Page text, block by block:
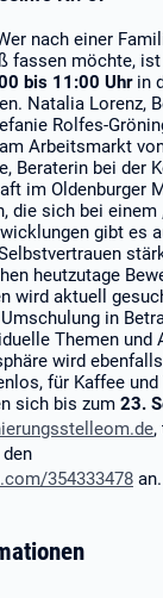
nach einer
fassen möchte,
bis 11:00 Uhr in
Natalia Lorenz,
Rolfes-
Arbeitsmarkt
Beraterin bei der
im Oldenburger
die sich bei einem
gibt es
heutzutage
wird aktuell
in
Themen und
wird
für Kaffee
sich bis zum 23.
,
354333478 an.